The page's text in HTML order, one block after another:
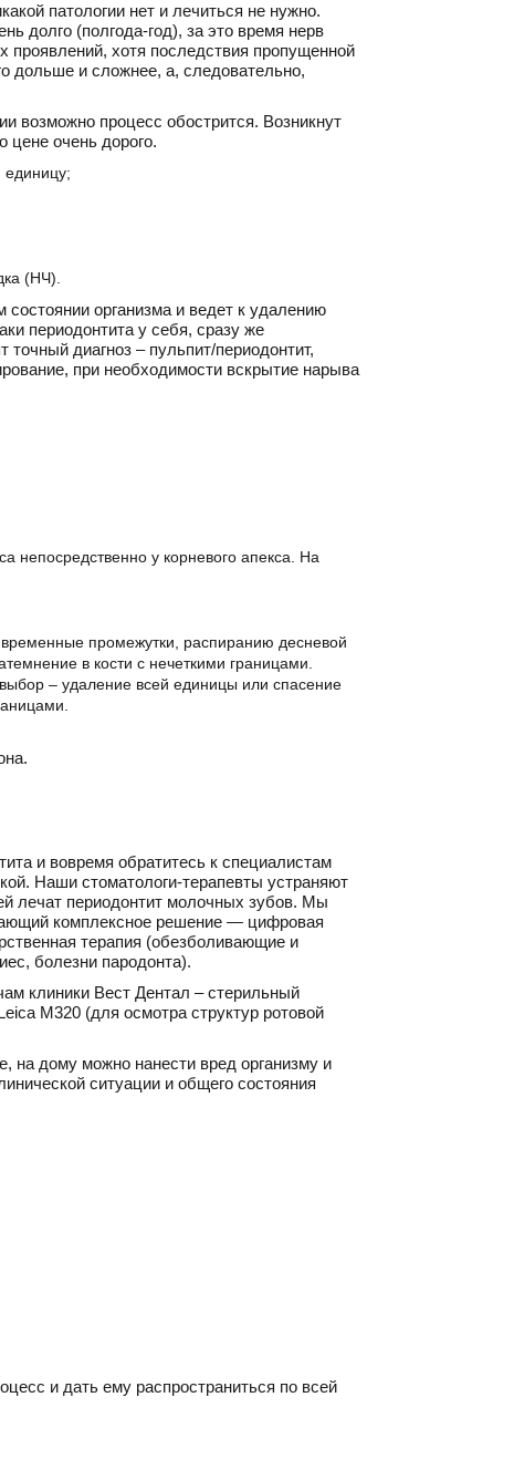
патологии нет и лечиться не нужно.
долго (полгода-год), за это время нерв
проявлений, хотя последствия пропущенной
дольше и сложнее, а, следовательно,
возможно процесс обострится. Возникнут
цене очень дорого.
единицу;
(НЧ).
организма и ведет к удалению
периодонтита у себя, сразу же
диагноз – пульпит/периодонтит,
при необходимости вскрытие нарыва
непосредственно у корневого апекса. На
промежутки, распиранию десневой
в кости с нечеткими границами.
– удаление всей единицы или спасение
и вовремя обратитесь к специалистам
Наши стоматологи-терапевты устраняют
лечат периодонтит молочных зубов. Мы
комплексное решение — цифровая
терапия (обезболивающие и
болезни пародонта).
клиники Вест Дентал – стерильный
M320 (для осмотра структур ротовой
на дому можно нанести вред организму и
ситуации и общего состояния
и дать ему распространиться по всей